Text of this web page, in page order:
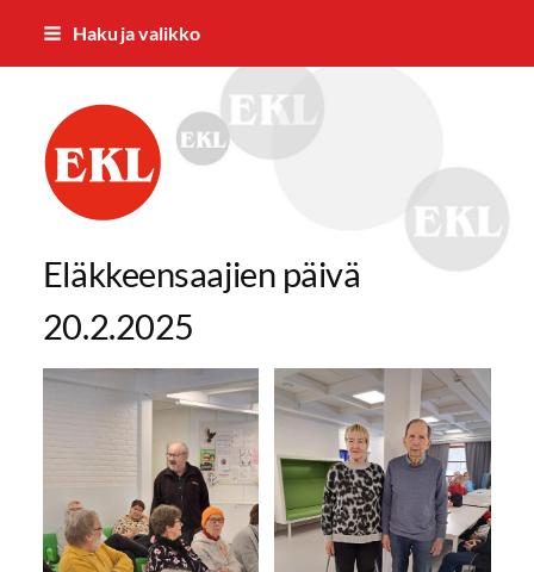
Siirry
Haku ja valikko
Mäntän Eläkkeensaajien Yhdistys ry
Eläkkeensaajien päivä
20.2.2025